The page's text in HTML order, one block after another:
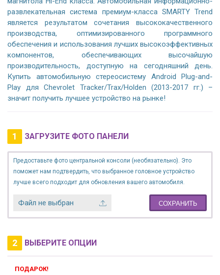
развлекательная система премиум-класса SMARTY Trend
является результатом сочетания высококачественного
производства, оптимизированного программного
обеспечения и использования лучших высокоэффективных
компонентов, обеспечивающих высочайшую
производительность, доступную на сегодняшний день.
Купить автомобильную стереосистему Android Plug-and-
Play для Chevrolet Tracker/Trax/Holden (2013-2017 гг.) –
значит получить лучшее устройство на рынке!
1 ЗАГРУЗИТЕ ФОТО ПАНЕЛИ
Предоставьте фото центральной консоли (необязательно). Это
поможет нам подтвердить, что выбранное головное устройство
лучше всего подходит для обновления вашего автомобиля.
Файл не выбран СОХРАНИТЬ
2 ВЫБЕРИТЕ ОПЦИИ
ПОДАРОК!